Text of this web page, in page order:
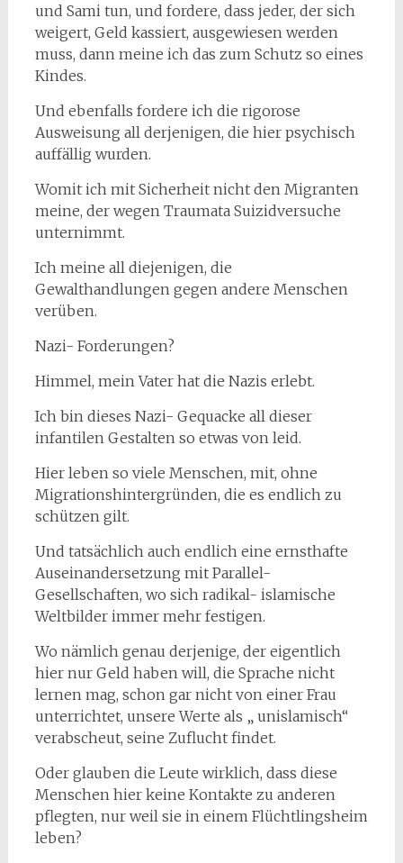
und Sami tun, und fordere, dass jeder, der sich
weigert, Geld kassiert, ausgewiesen werden
muss, dann meine ich das zum Schutz so eines
Kindes.
Und ebenfalls fordere ich die rigorose
Ausweisung all derjenigen, die hier psychisch
auffällig wurden.
Womit ich mit Sicherheit nicht den Migranten
meine, der wegen Traumata Suizidversuche
unternimmt.
Ich meine all diejenigen, die
Gewalthandlungen gegen andere Menschen
verüben.
Nazi- Forderungen?
Himmel, mein Vater hat die Nazis erlebt.
Ich bin dieses Nazi- Gequacke all dieser
infantilen Gestalten so etwas von leid.
Hier leben so viele Menschen, mit, ohne
Migrationshintergründen, die es endlich zu
schützen gilt.
Und tatsächlich auch endlich eine ernsthafte
Auseinandersetzung mit Parallel-
Gesellschaften, wo sich radikal- islamische
Weltbilder immer mehr festigen.
Wo nämlich genau derjenige, der eigentlich
hier nur Geld haben will, die Sprache nicht
lernen mag, schon gar nicht von einer Frau
unterrichtet, unsere Werte als „ unislamisch“
verabscheut, seine Zuflucht findet.
Oder glauben die Leute wirklich, dass diese
Menschen hier keine Kontakte zu anderen
pflegten, nur weil sie in einem Flüchtlingsheim
leben?